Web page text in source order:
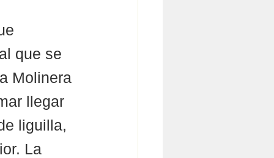
que se
Molinera
llegar
liguilla,
La